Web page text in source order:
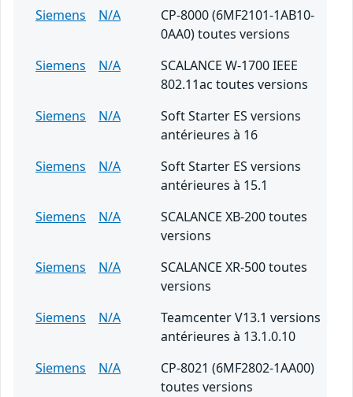
Siemens
N/A
CP-8000 (6MF2101-1AB10-
0AA0) toutes versions
Siemens
N/A
SCALANCE W-1700 IEEE
802.11ac toutes versions
Siemens
N/A
Soft Starter ES versions
antérieures à 16
Siemens
N/A
Soft Starter ES versions
antérieures à 15.1
Siemens
N/A
SCALANCE XB-200 toutes
versions
Siemens
N/A
SCALANCE XR-500 toutes
versions
Siemens
N/A
Teamcenter V13.1 versions
antérieures à 13.1.0.10
Siemens
N/A
CP-8021 (6MF2802-1AA00)
toutes versions